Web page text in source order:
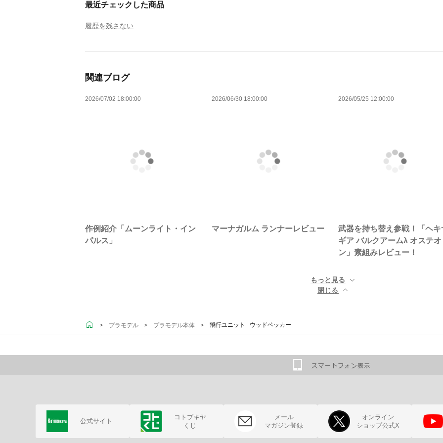
最近チェックした商品
履歴を残さない
関連ブログ
2026/07/02 18:00:00
作例紹介「ムーンライト・イン
パルス」
2026/06/30 18:00:00
マーナガルム ランナーレビュー
2026/05/25 12:00:00
武器を持ち替え参戦！「ヘキ
ギア バルクアームλ オステオ
ン」素組みレビュー！
もっと見る ▼
閉じる ▲
＞ プラモデル ＞ プラモデル本体 ＞ 飛行ユニット ウッドペッカー
公式サイト
コトブキヤ
くじ
メール
マガジン登録
オンライン
ショップ公式X